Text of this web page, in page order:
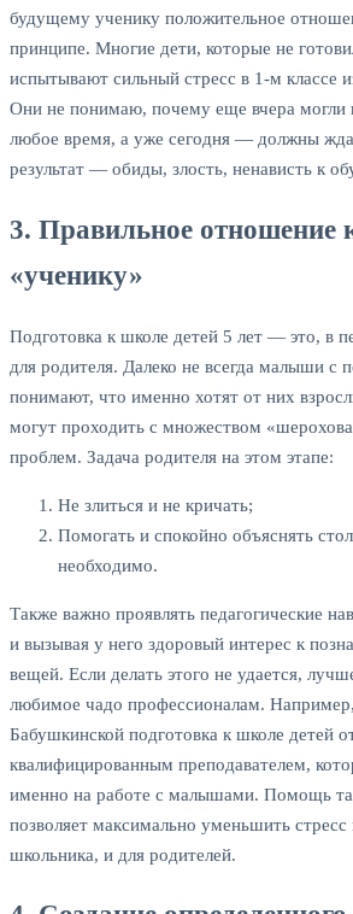
будущему ученику положительное
принципе. Многие дети, которые не
испытывают сильный стресс в 1-м классе
Они не понимаю, почему еще вчера могли
любое время, а уже сегодня — должны
результат — обиды, злость, ненависть к
3. Правильное отношение
«ученику»
Подготовка к школе детей 5 лет — это, в
для родителя. Далеко не всегда малыши с
понимают, что именно хотят от них
могут проходить с множеством
проблем. Задача родителя на этом этапе:
Не злиться и не кричать;
Помогать и спокойно объяснять
необходимо.
Также важно проявлять педагогические
и вызывая у него здоровый интерес к
вещей. Если делать этого не удается,
любимое чадо профессионалам.
Бабушкинской подготовка к школе детей
квалифицированным преподавателем,
именно на работе с малышами. Помощь
позволяет максимально уменьшить
школьника, и для родителей.